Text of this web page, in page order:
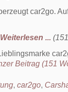
car2go.
Weiterlesen ...
Beitrag (151
, car2go,